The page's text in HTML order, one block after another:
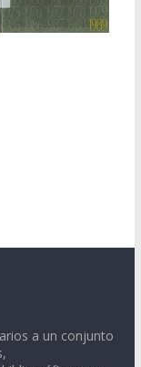
a un conjunto